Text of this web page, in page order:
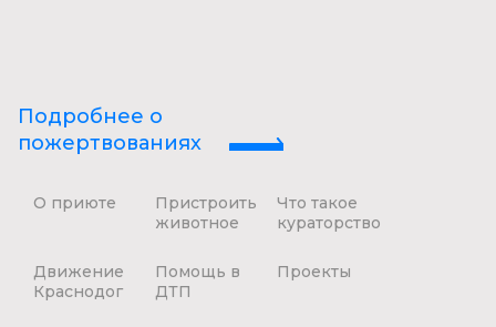
Подробнее о
пожертвованиях
О приюте
Пристроить
животное
Что такое
кураторство
Движение
Краснодог
Помощь в
ДТП
Проекты